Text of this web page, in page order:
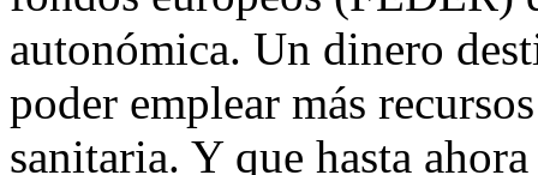
autonómica. Un dinero
poder emplear más
sanitaria. Y que hasta